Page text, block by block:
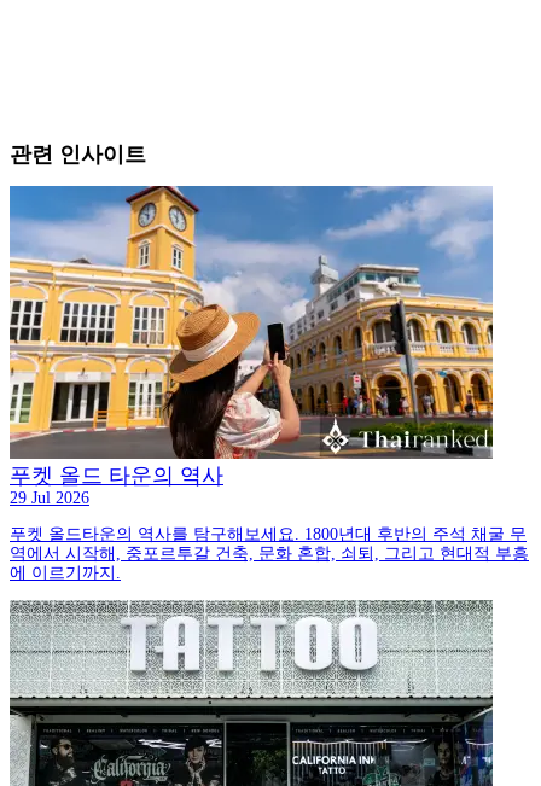
관련 인사이트
푸켓 올드 타운의 역사
29 Jul 2026
푸켓 올드타운의 역사를 탐구해보세요. 1800년대 후반의 주석 채굴 무
역에서 시작해, 중포르투갈 건축, 문화 혼합, 쇠퇴, 그리고 현대적 부흥
에 이르기까지.